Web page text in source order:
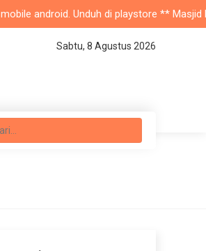
android. Unduh di playstore ** Masjid
Sabtu, 8 Agustus 2026